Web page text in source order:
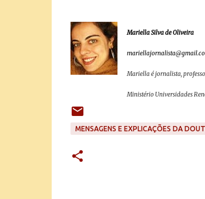
Mariella Silva de Oliveira
Mariella é jornalista,
Ministério Universidades
MENSAGENS E EXPLICAÇÕES DA